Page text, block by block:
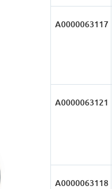
А0000063117
А0000063121
А0000063118